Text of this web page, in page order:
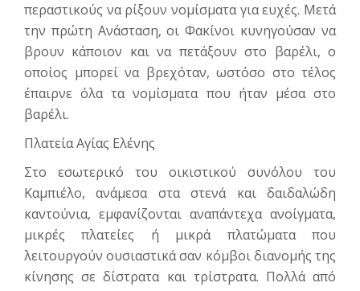
περαστικούς να ρίξουν νοµίσµατα για ευχές. Μετά
την πρώτη Ανάσταση, οι Φακίνοι κυνηγούσαν να
βρουν κάποιον και να πετάξουν στο βαρέλι, ο
οποίος μπορεί να βρεχόταν, ωστόσο στο τέλος
έπαιρνε όλα τα νομίσματα που ήταν μέσα στο
βαρέλι.
Πλατεία Αγίας Ελένης
Στο εσωτερικό του οικιστικού συνόλου του
Καμπιέλο, ανάμεσα στα στενά και δαιδαλώδη
καντούνια, εμφανίζονται αναπάντεχα ανοίγματα,
μικρές πλατείες ή μικρά πλατώματα που
λειτουργούν ουσιαστικά σαν κόμβοι διανομής της
κίνησης σε δίστρατα και τρίστρατα. Πολλά από